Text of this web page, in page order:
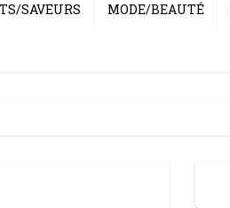
SAVEURS MODE/BEAUTÉ